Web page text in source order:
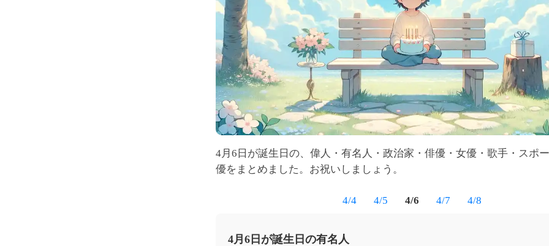
4月6日が誕生日の、偉人・有名人・政治家・俳優・女優・歌手・スポ
優をまとめました。お祝いしましょう。
4/4 4/5 4/6 4/7 4/8
4月6日が誕生日の有名人